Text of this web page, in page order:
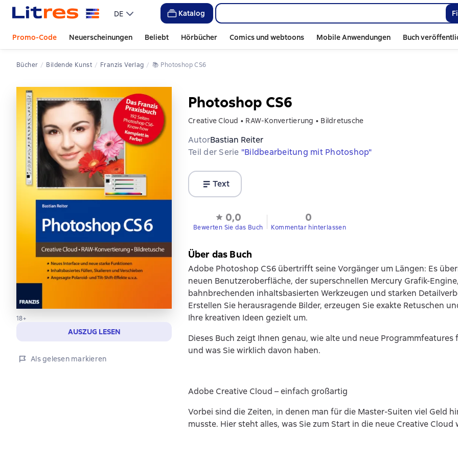
DE Katalog
Promo-Code Neuerscheinungen Beliebt Hörbücher Comics und webtoons Mobile Anwendungen Buch
Bücher Bildende Kunst Franzis Verlag 📚 Photoshop CS6
18+
AUSZUG LESEN
Als gelesen markieren
Photoshop CS6
Creative Cloud • RAW-Konvertierung • Bildretusche
AutorBastian Reiter
Teil der Serie "Bildbearbeitung mit Photoshop"
Text
0,0
Bewerten Sie das Buch
0
Kommentar hinterlassen
Über das Buch
Adobe Photoshop CS6 übertrifft seine Vorgänger um Längen: Es
neuen Benutzeroberfläche, der superschnellen Mercury Grafik-Engine,
bahnbrechenden inhaltsbasierten Werkzeugen und starken
Erstellen Sie herausragende Bilder, erzeugen Sie exakte Retuschen
Ihre kreativen Ideen gezielt um.
Dieses Buch zeigt Ihnen genau, wie alte und neue
und was Sie wirklich davon haben.
Adobe Creative Cloud – einfach großartig
Vorbei sind die Zeiten, in denen man für die Master-Suiten viel Geld
musste. Hier steht alles, was Sie zum Start in die neue Creative Cloud